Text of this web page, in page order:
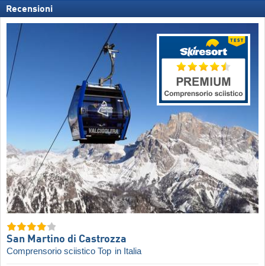
Recensioni
San Martino di Castrozza
Comprensorio sciistico Top in Italia